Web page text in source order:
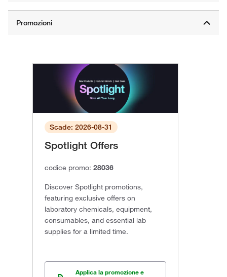
Scade: 2026-08-31
Spotlight Offers
codice promo: 28036
Discover Spotlight promotions,
featuring exclusive offers on
laboratory chemicals, equipment,
consumables, and essential lab
supplies for a limited time.
Applica la promozione e